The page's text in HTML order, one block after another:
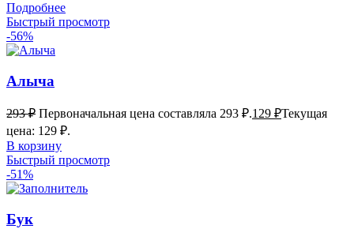
Подробнее
Быстрый просмотр
-56%
Алыча
293₽ Первоначальная цена составляла 293 ₽.129 ₽Текущая
цена: 129 ₽.
В корзину
Быстрый просмотр
-51%
Бук